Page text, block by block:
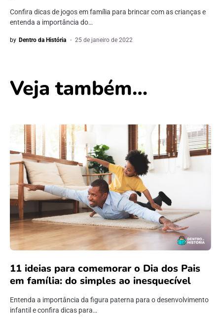
Confira dicas de jogos em família para brincar com as crianças e
entenda a importância do…
by Dentro da História 25 de janeiro de 2022
Veja também…
11 ideias para comemorar o Dia dos Pais
em família: do simples ao inesquecível
Entenda a importância da figura paterna para o desenvolvimento
infantil e confira dicas para…